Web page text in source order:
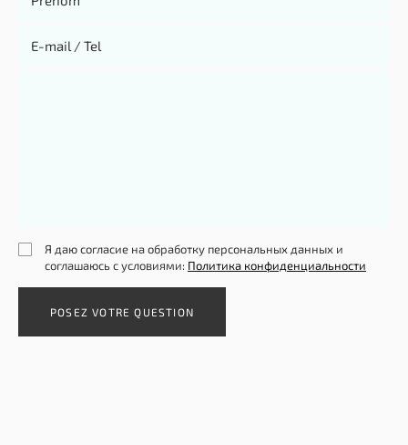
Я даю согласие на обработку персональных данных и
соглашаюсь с условиями: Политика конфиденциальности
POSEZ VOTRE QUESTION